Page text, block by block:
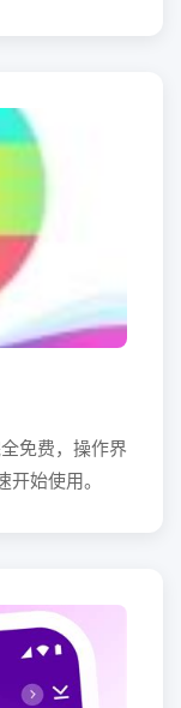
免费，操作界
始使用。